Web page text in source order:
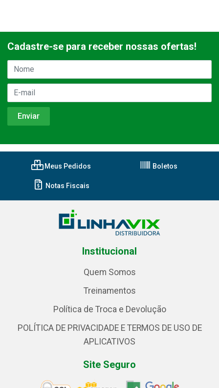
Cadastre-se para receber nossas ofertas!
Meus Pedidos Boletos
Notas Fiscais
Institucional
Quem Somos
Treinamentos
Política de Troca e Devolução
POLÍTICA DE PRIVACIDADE E TERMOS DE USO DE
APLICATIVOS
Site Seguro